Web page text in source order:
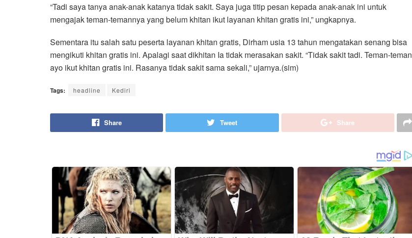
“Tadi saya tanya anak-anak katanya tidak sakit. Saya juga titip pesan kepada anak-anak ini untuk
mengajak teman-temannya yang belum khitan ikut layanan khitan gratis ini,” ungkapnya.
Sementara itu salah satu peserta layanan khitan gratis, Dirham usia 13 tahun mengatakan senang bisa
mengikuti khitan gratis ini. Apalagi saat dikhitan Ia tidak merasakan sakit. “Tidak sakit tadi. Teman-teman
ayo ikut khitan gratis ini. Rasanya tidak sakit sama sekali,” ujarnya.(sim)
Tags: headline Kediri
Share Tweet Share